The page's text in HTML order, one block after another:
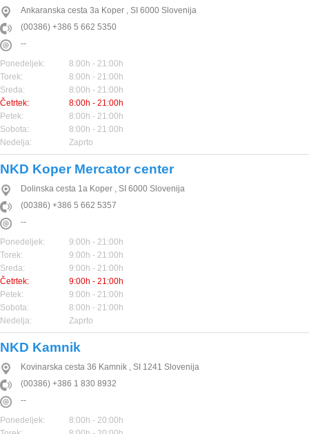
Ankaranska cesta 3a Koper , SI 6000 Slovenija
(00386) +386 5 662 5350
--
Ponedeljek:
8:00h - 21:00h
Torek:
8:00h - 21:00h
Sreda:
8:00h - 21:00h
Četrtek:
8:00h - 21:00h
Petek:
8:00h - 21:00h
Sobota:
8:00h - 21:00h
Nedelja:
Zaprto
NKD Koper Mercator center
Dolinska cesta 1a Koper , SI 6000 Slovenija
(00386) +386 5 662 5357
--
Ponedeljek:
9:00h - 21:00h
Torek:
9:00h - 21:00h
Sreda:
9:00h - 21:00h
Četrtek:
9:00h - 21:00h
Petek:
9:00h - 21:00h
Sobota:
8:00h - 21:00h
Nedelja:
Zaprto
NKD Kamnik
Kovinarska cesta 36 Kamnik , SI 1241 Slovenija
(00386) +386 1 830 8932
--
Ponedeljek:
8:00h - 20:00h